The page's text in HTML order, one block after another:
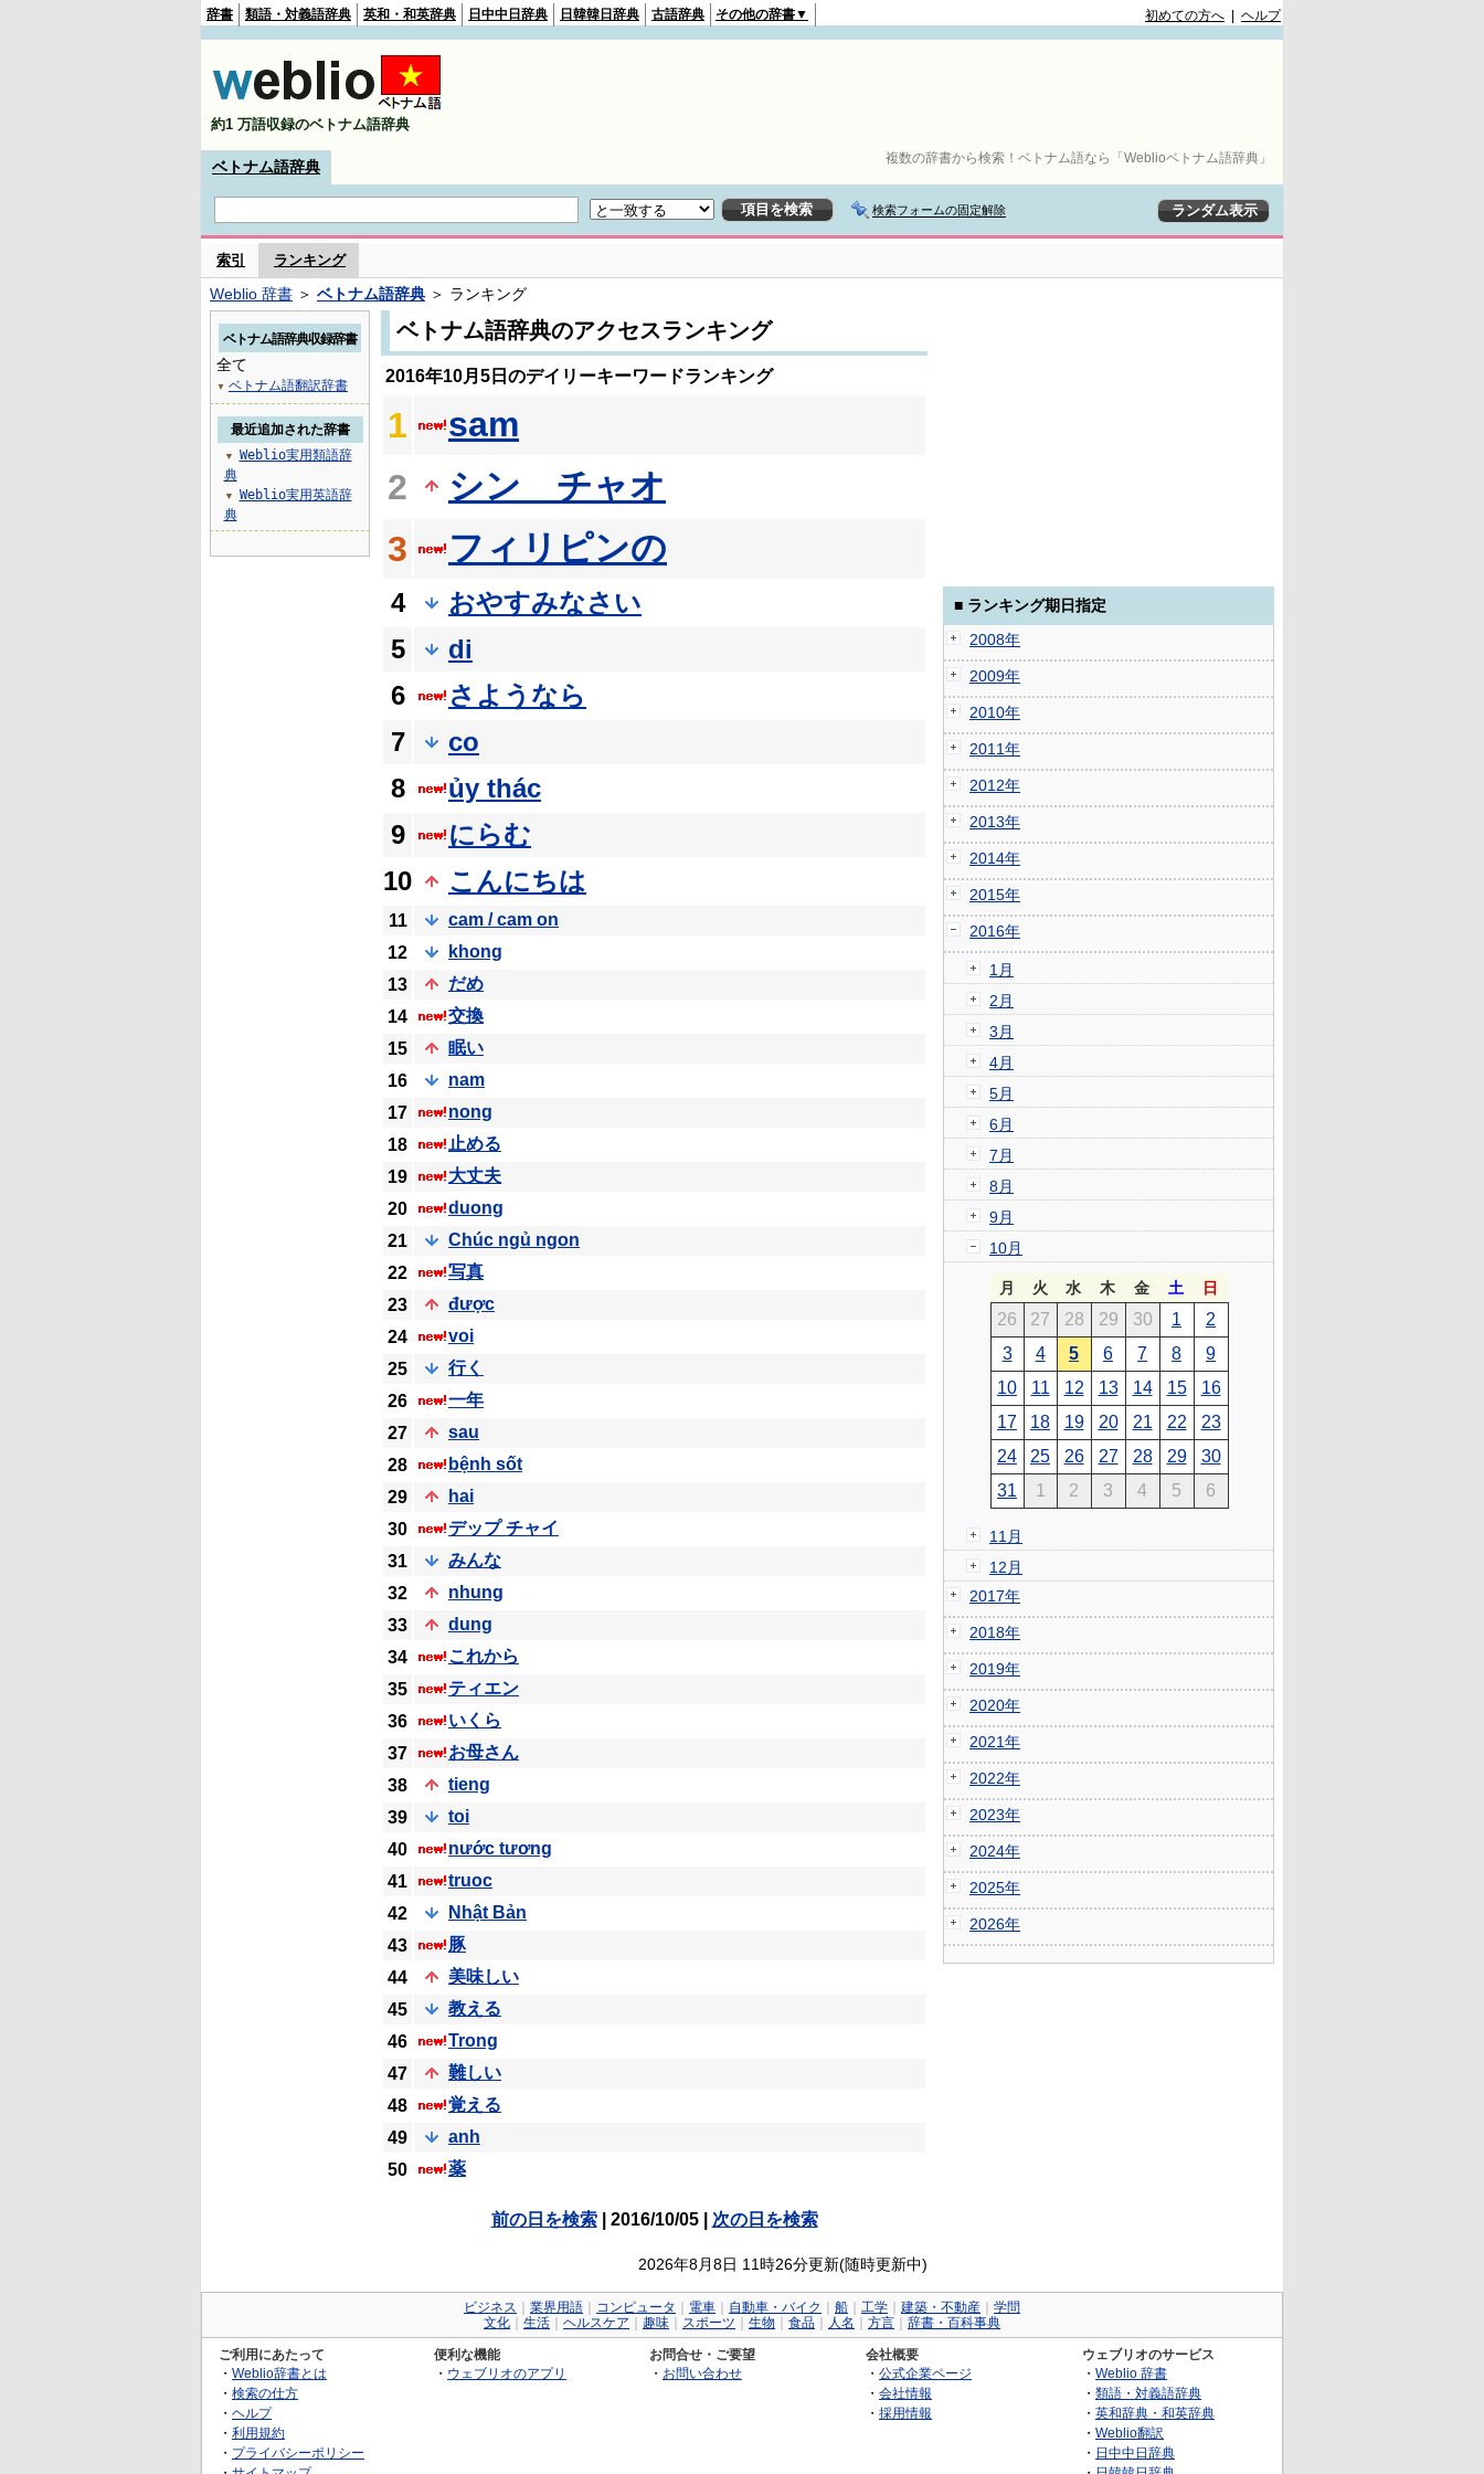
複数の辞書から検索！ベトナム語なら「Weblioベトナム語辞典」
辞書 類語・対義語辞典 英和・和英辞典 日中中日辞典 日韓韓日辞典 古語辞典 その他の辞書▼ 初めての方へ ヘルプ
約1 万語収録のベトナム語辞典
ベトナム語辞典
検索フォームの固定解除
索引 ランキング
Weblio 辞書 ＞ ベトナム語辞典 ＞ ランキング
ベトナム語辞典のアクセスランキング
2016年10月5日のデイリーキーワードランキング
1
sam
2
シン チャオ
3
フィリピンの
4
おやすみなさい
5
di
6
さようなら
7
co
8
ủy thác
9
にらむ
10
こんにちは
11
cam / cam on
12
khong
13
だめ
14
交換
15
眠い
16
nam
17
nong
18
止める
19
大丈夫
20
duong
21
Chúc ngủ ngon
22
写真
23
được
24
voi
25
行く
26
一年
27
sau
28
bệnh sốt
29
hai
30
デップ チャイ
31
みんな
32
nhung
33
dung
34
これから
35
ティエン
36
いくら
37
お母さん
38
tieng
39
toi
40
nước tương
41
truoc
42
Nhật Bản
43
豚
44
美味しい
45
教える
46
Trong
47
難しい
48
覚える
49
anh
50
薬
前の日を検索| 2016/10/05 | 次の日を検索
2026年8月8日 11時26分更新(随時更新中)
ベトナム語辞典収録辞書
全て
▼ ベトナム語翻訳辞書
最近追加された辞書
▼
Weblio実用類語辞
典
▼
Weblio実用英語辞
典
■ ランキング期日指定
2008年
2009年
2010年
2011年
2012年
2013年
2014年
2015年
2016年
1月
2月
3月
4月
5月
6月
7月
8月
9月
10月
月 火 水 木 金 土 日
26 27 28 29 30 1
2
3
4 5 6 7 8
9
10
11 12 13 14 15
16
17
18 19 20 21 22
23
24
25 26 27 28 29
30
31
1 2 3 4 5 6
11月
12月
2017年
2018年
2019年
2020年
2021年
2022年
2023年
2024年
2025年
2026年
ビジネス 業界用語 コンピュータ 電車 自動車・バイク 船 工学 建築・不動産
学問
文化
生活 ヘルスケア 趣味 スポーツ 生物 食品 人名 方言 辞書・百科事典
ご利用にあたって
・ Weblio辞書とは
・ 検索の仕方
・ ヘルプ
・ 利用規約
・ プライバシーポリシー
便利な機能
・ ウェブリオのアプリ
お問合せ・ご要望
・ お問い合わせ
会社概要
・ 公式企業ページ
・ 会社情報
・ 採用情報
ウェブリオのサービス
・ Weblio 辞書
・ 類語・対義語辞典
・ 英和辞典・和英辞典
・ Weblio翻訳
・ 日中中日辞典